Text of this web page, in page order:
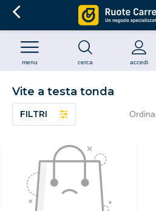
cerca accedi
menu
Vite a testa tonda
FILTRI